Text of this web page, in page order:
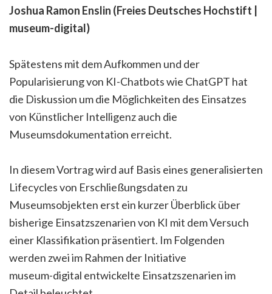
Joshua Ramon Enslin (Freies Deutsches Hochstift |
museum-digital)
Spätestens mit dem Aufkommen und der
Popularisierung von KI-Chatbots wie ChatGPT hat
die Diskussion um die Möglichkeiten des Einsatzes
von Künstlicher Intelligenz auch die
Museumsdokumentation erreicht.
In diesem Vortrag wird auf Basis eines generalisierten
Lifecycles von Erschließungsdaten zu
Museumsobjekten erst ein kurzer Überblick über
bisherige Einsatzszenarien von KI mit dem Versuch
einer Klassifikation präsentiert. Im Folgenden
werden zwei im Rahmen der Initiative
museum-digital entwickelte Einsatzszenarien im